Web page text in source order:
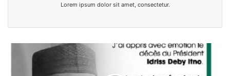
Lorem ipsum dolor sit amet, consectetur.